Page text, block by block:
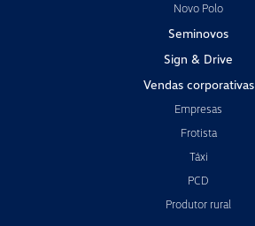
Novo Polo
Seminovos
Sign & Drive
Vendas corporativas
Empresas
Frotista
Táxi
PCD
Produtor rural